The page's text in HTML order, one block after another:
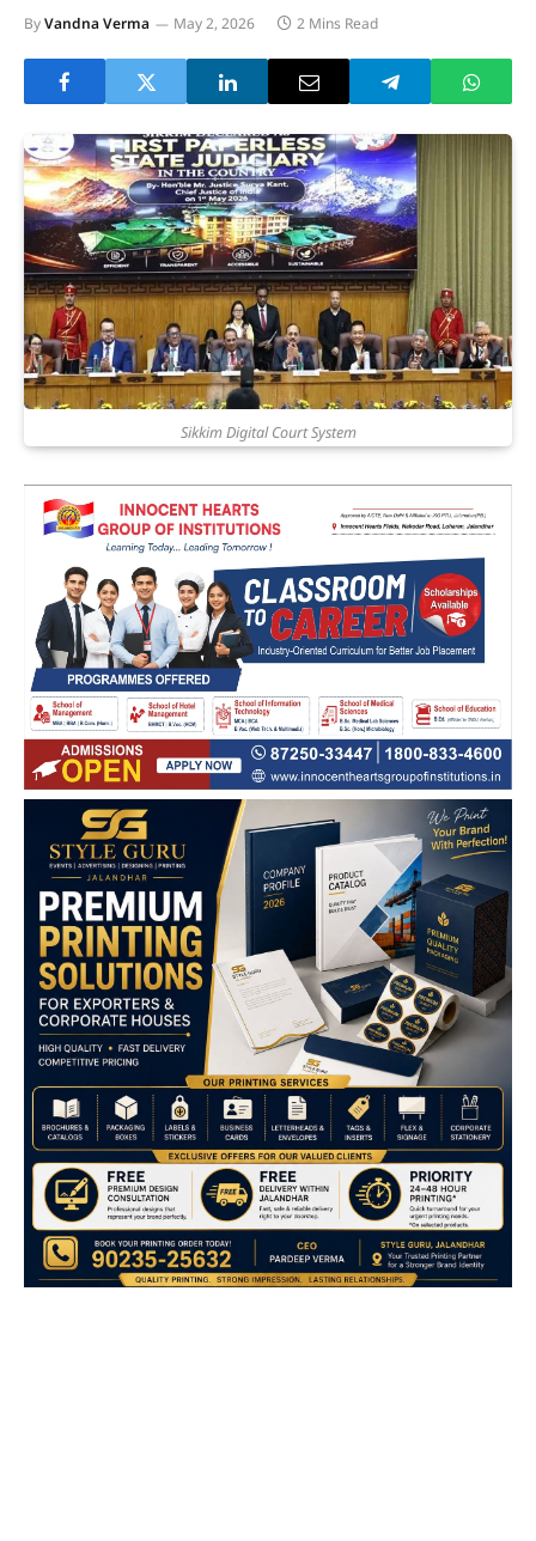
ByVandna Verma May 2, 2026 2 Mins Read
Sikkim Digital Court System